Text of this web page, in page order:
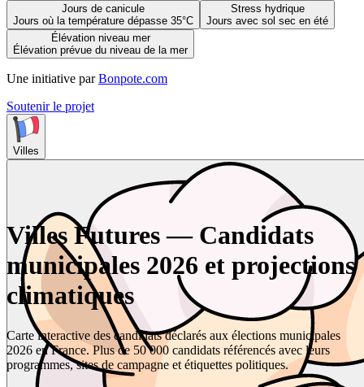
Jours de canicule
Jours où la température dépasse 35°C
Stress hydrique
Jours avec sol sec en été
Élévation niveau mer
Élévation prévue du niveau de la mer
Une initiative par Bonpote.com
Soutenir le projet
Villes
Villes Futures — Candidats
municipales 2026 et projections
climatiques
Carte interactive des candidats déclarés aux élections municipales
2026 en France. Plus de 50 000 candidats référencés avec leurs
programmes, sites de campagne et étiquettes politiques.